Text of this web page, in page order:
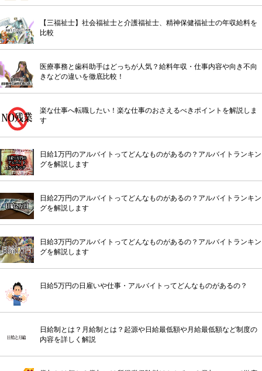
【三福祉士】社会福祉士と介護福祉士、精神保健福祉士の年収給料を
比較
医療事務と歯科助手はどっちが人気？給料年収・仕事内容や向き不向
きなどの違いを徹底比較！
楽な仕事へ転職したい！楽な仕事のおさえるべきポイントを解説しま
す
日給1万円のアルバイトってどんなものがあるの？アルバイトランキン
グを解説します
日給2万円のアルバイトってどんなものがあるの？アルバイトランキン
グを解説します
日給3万円のアルバイトってどんなものがあるの？アルバイトランキン
グを解説します
日給5万円の日雇いや仕事・アルバイトってどんなものがあるの？
日給制とは？月給制とは？起源や日給最低額や月給最低額など制度の
内容を詳しく解説